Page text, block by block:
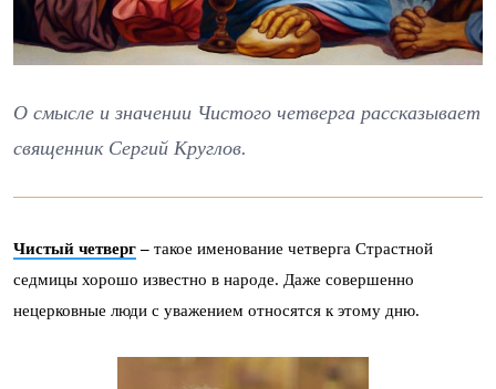
О смысле и значении Чистого четверга рассказывает
священник Сергий Круглов.
Чистый четверг– такое именование четверга Страстной
седмицы хорошо известно в народе. Даже совершенно
нецерковные люди с уважением относятся к этому дню.